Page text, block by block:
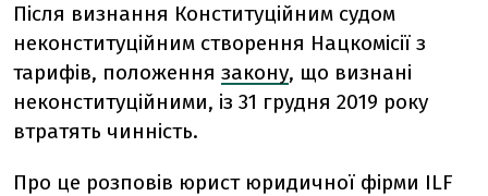
Після визнання Конституційним судом
неконституційним створення Нацкомісії з
тарифів, положення закону, що визнані
неконституційними, із 31 грудня 2019 року
втратять чинність.
Про це розповів юрист юридичної фірми ILF